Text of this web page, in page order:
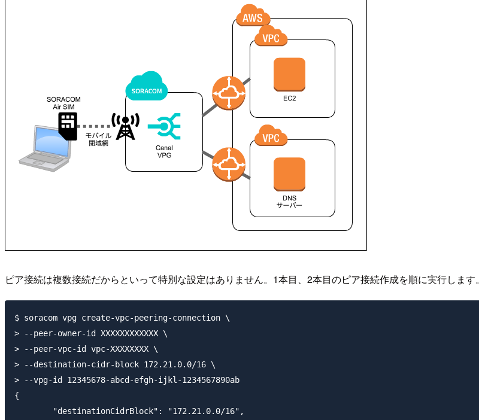
ピア接続は複数接続だからといって特別な設定はありません。1本目、2本目のピア接続作成を順に実行します。
$ soracom vpg create-vpc-peering-connection \
> --peer-owner-id XXXXXXXXXXXX \
> --peer-vpc-id vpc-XXXXXXXX \
> --destination-cidr-block 172.21.0.0/16 \
> --vpg-id 12345678-abcd-efgh-ijkl-1234567890ab
{